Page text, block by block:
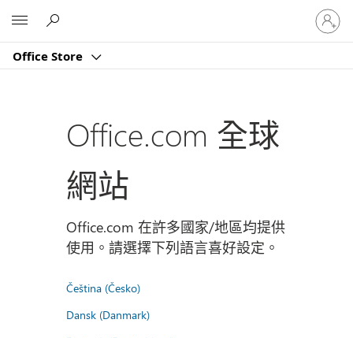
Office Store
登
入
您
Office.com 全球
網站
Office.com 在許多國家/地區均提供
使用。請選擇下列語言喜好設定。
Čeština (Česko)
Dansk (Danmark)